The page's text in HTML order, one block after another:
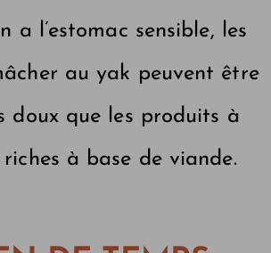
a l’estomac sensible, les
au yak peuvent être
doux que les produits à
à base de viande.